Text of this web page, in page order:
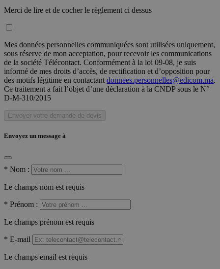
Merci de lire et de cocher le règlement ci dessus
Mes données personnelles communiquées sont utilisées uniquement,
sous réserve de mon acceptation, pour recevoir les communications
de la société Télécontact. Conformément à la loi 09-08, je suis
informé de mes droits d’accès, de rectification et d’opposition pour
des motifs légitime en contactant donnees.personnelles@edicom.ma.
Ce traitement a fait l’objet d’une déclaration à la CNDP sous le N°
D-M-310/2015
Envoyer votre demande de devis
Envoyez un message à
* Nom :
Le champs nom est requis
* Prénom :
Le champs prénom est requis
* E-mail
Le champs email est requis